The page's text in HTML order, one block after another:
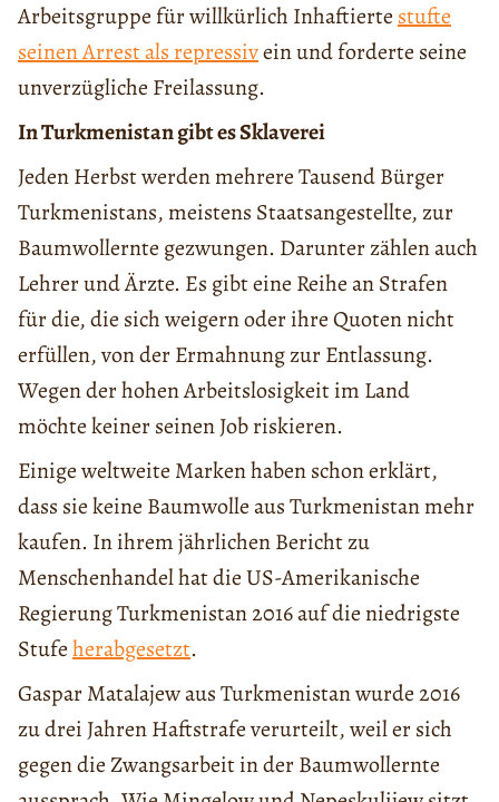
Arbeitsgruppe für willkürlich Inhaftierte stufte
seinen Arrest als repressivein und forderte seine
unverzügliche Freilassung.
InTurkmenistangibtesSklaverei
Jeden Herbst werden mehrere Tausend Bürger
Turkmenistans, meistens Staatsangestellte, zur
Baumwollernte gezwungen. Darunter zählen auch
Lehrer und Ärzte. Es gibt eine Reihe an Strafen
für die, die sich weigern oder ihre Quoten nicht
erfüllen, von der Ermahnung zur Entlassung.
Wegen der hohen Arbeitslosigkeit im Land
möchte keiner seinen Job riskieren.
Einige weltweite Marken haben schon erklärt,
dass sie keine Baumwolle aus Turkmenistan mehr
kaufen. In ihrem jährlichen Bericht zu
Menschenhandel hat die US-Amerikanische
Regierung Turkmenistan 2016 auf die niedrigste
Stufeherabgesetzt.
Gaspar Matalajew aus Turkmenistan wurde 2016
zu drei Jahren Haftstrafe verurteilt, weil er sich
gegen die Zwangsarbeit in der Baumwollernte